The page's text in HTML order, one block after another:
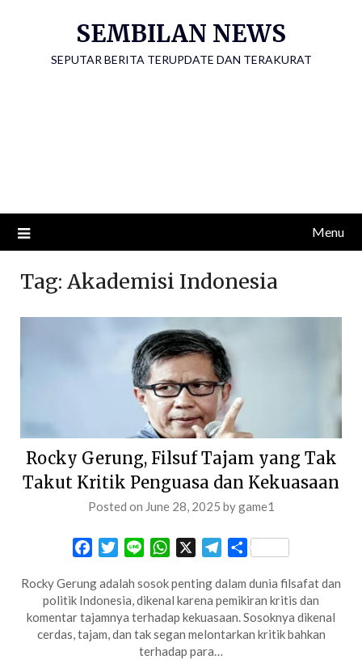
SEMBILAN NEWS
SEPUTAR BERITA TERUPDATE DAN TERAKURAT
Menu
Tag: Akademisi Indonesia
Rocky Gerung, Filsuf Tajam yang Tak
Takut Kritik Penguasa dan Kekuasaan
Posted on June 28, 2025 bygame1
FacebookTwitterLine WhatsApp Telegram
Share
Rocky Gerung adalah sosok penting dalam dunia filsafat dan
politik Indonesia, dikenal karena pemikiran kritis dan
komentar tajamnya terhadap kekuasaan. Sosoknya dikenal
cerdas, tajam, dan tak segan melontarkan kritik bahkan
terhadap para…